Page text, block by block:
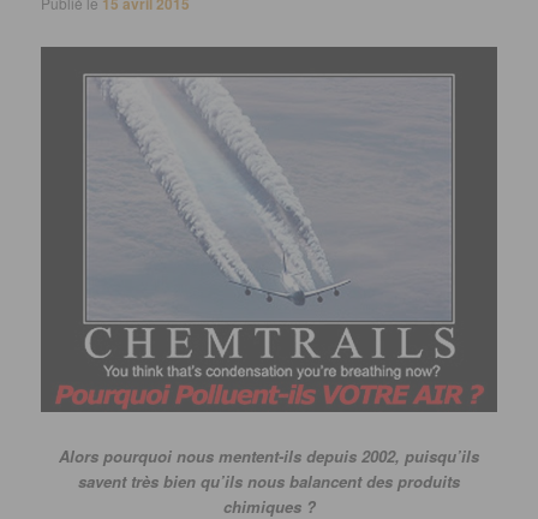
Alors pourquoi nous mentent-ils depuis 2002, puisqu’ils
savent très bien qu’ils nous balancent des produits
chimiques ?